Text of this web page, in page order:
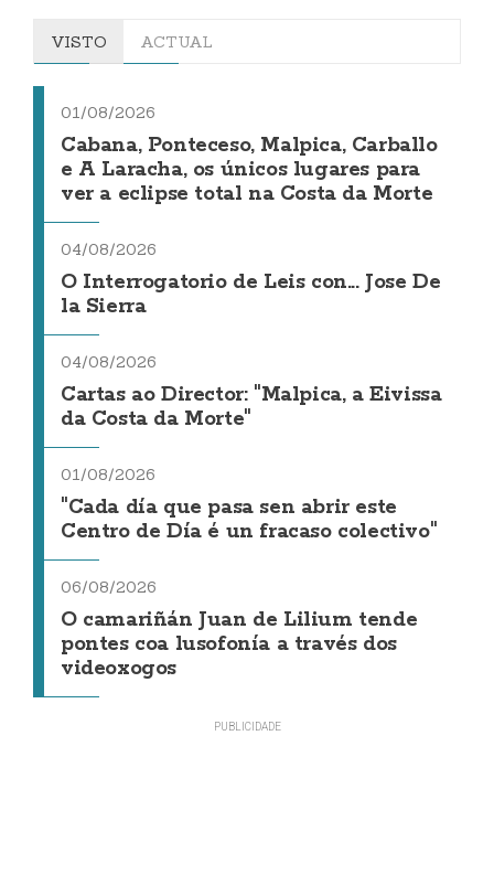
VISTO ACTUAL
01/08/2026
Cabana, Ponteceso, Malpica, Carballo
e A Laracha, os únicos lugares para
ver a eclipse total na Costa da Morte
04/08/2026
O Interrogatorio de Leis con... Jose De
la Sierra
04/08/2026
Cartas ao Director: "Malpica, a Eivissa
da Costa da Morte"
01/08/2026
"Cada día que pasa sen abrir este
Centro de Día é un fracaso colectivo"
06/08/2026
O camariñán Juan de Lilium tende
pontes coa lusofonía a través dos
videoxogos